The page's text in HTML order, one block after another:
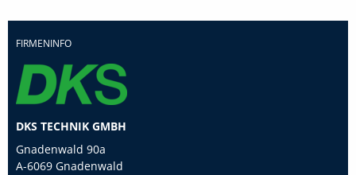
FIRMENINFO
DKS TECHNIK GMBH
Gnadenwald 90a
A-6069 Gnadenwald